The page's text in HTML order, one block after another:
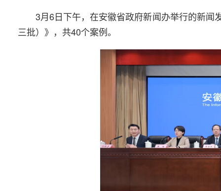
3月6日下午，在安徽省政府新闻办举行的新
三批）》，共40个案例。